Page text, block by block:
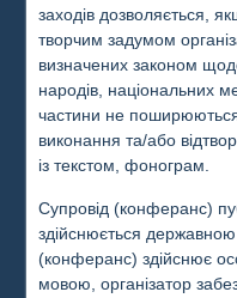
заходів дозволяється,
творчим задумом
визначених законом
народів, національних
частини не
виконання та/або
із текстом, фонограм.
Супровід (конферанс)
здійснюється
(конферанс) здійснює
мовою, організатор